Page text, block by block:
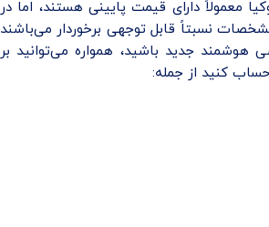
معمولاً دارای قیمت پایینی هستند، اما در
نسبتاً قابل توجهی برخوردار می‌باشند
هوشمند جدید باشید، همواره می‌توانید بر
کنید از جمله: